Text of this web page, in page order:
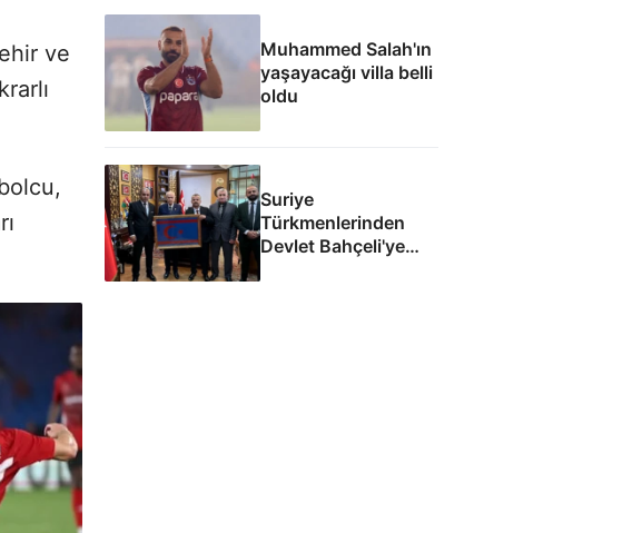
ve
Muhammed Salah'ın
yaşayacağı villa belli
oldu
Suriye
Türkmenlerinden
Devlet Bahçeli'ye